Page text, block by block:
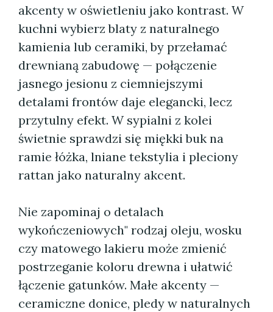
akcenty w oświetleniu jako kontrast. W
kuchni wybierz blaty z naturalnego
kamienia lub ceramiki, by przełamać
drewnianą zabudowę — połączenie
jasnego jesionu z ciemniejszymi
detalami frontów daje elegancki, lecz
przytulny efekt. W sypialni z kolei
świetnie sprawdzi się miękki buk na
ramie łóżka, lniane tekstylia i pleciony
rattan jako naturalny akcent.
Nie zapominaj o detalach
wykończeniowych" rodzaj oleju, wosku
czy matowego lakieru może zmienić
postrzeganie koloru drewna i ułatwić
łączenie gatunków. Małe akcenty —
ceramiczne donice, pledy w naturalnych